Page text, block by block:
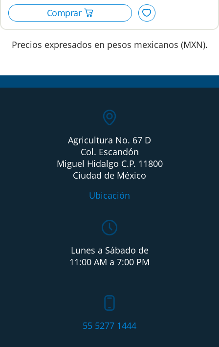
Precios expresados en pesos mexicanos (MXN).
Agricultura No. 67 D
Col. Escandón
Miguel Hidalgo C.P. 11800
Ciudad de México
Ubicación
Lunes a Sábado de
11:00 AM a 7:00 PM
55 5277 1444